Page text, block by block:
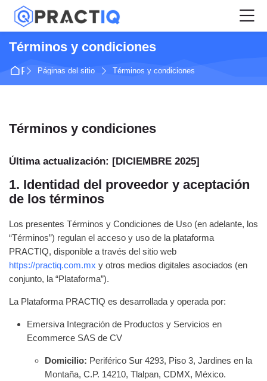
Skip to navigation
Skip to login form
Salta al contenido principal
Skip to accessibility options
Skip to footer
Skip accessibility options
Términos y condiciones
Página Principal
Páginas del sitio Términos y condiciones
Términos y condiciones
Última actualización: [DICIEMBRE 2025]
1. Identidad del proveedor y aceptación
de los términos
Los presentes Términos y Condiciones de Uso (en adelante, los
“Términos”) regulan el acceso y uso de la plataforma
PRACTIQ, disponible a través del sitio web
https://practiq.com.mx y otros medios digitales asociados (en
conjunto, la “Plataforma”).
La Plataforma PRACTIQ es desarrollada y operada por:
Emersiva Integración de Productos y Servicios en
Ecommerce SAS de CV
Domicilio: Periférico Sur 4293, Piso 3, Jardines en la
Montaña, C.P. 14210, Tlalpan, CDMX, México.